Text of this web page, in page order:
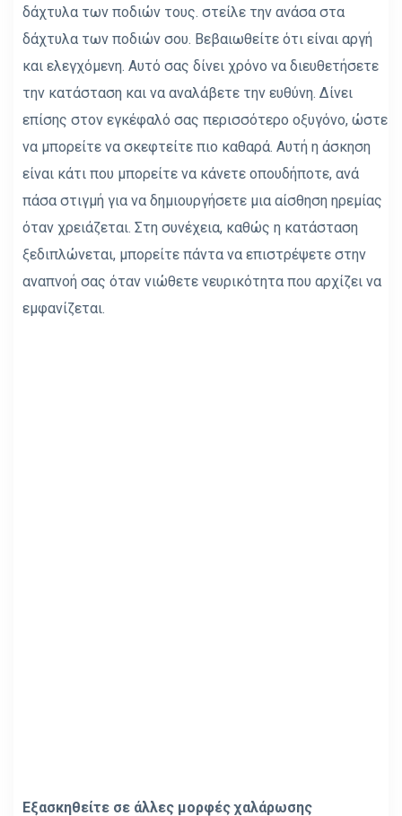
δάχτυλα των ποδιών τους. στείλε την ανάσα στα
δάχτυλα των ποδιών σου. Βεβαιωθείτε ότι είναι αργή
και ελεγχόμενη. Αυτό σας δίνει χρόνο να διευθετήσετε
την κατάσταση και να αναλάβετε την ευθύνη. Δίνει
επίσης στον εγκέφαλό σας περισσότερο οξυγόνο, ώστε
να μπορείτε να σκεφτείτε πιο καθαρά. Αυτή η άσκηση
είναι κάτι που μπορείτε να κάνετε οπουδήποτε, ανά
πάσα στιγμή για να δημιουργήσετε μια αίσθηση ηρεμίας
όταν χρειάζεται. Στη συνέχεια, καθώς η κατάσταση
ξεδιπλώνεται, μπορείτε πάντα να επιστρέψετε στην
αναπνοή σας όταν νιώθετε νευρικότητα που αρχίζει να
εμφανίζεται.
Εξασκηθείτε σε άλλες μορφές χαλάρωσης